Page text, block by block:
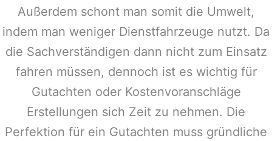
Außerdem schont man somit die Umwelt,
indem man weniger Dienstfahrzeuge nutzt. Da
die Sachverständigen dann nicht zum Einsatz
fahren müssen, dennoch ist es wichtig für
Gutachten oder Kostenvoranschläge
Erstellungen sich Zeit zu nehmen. Die
Perfektion für ein Gutachten muss gründliche